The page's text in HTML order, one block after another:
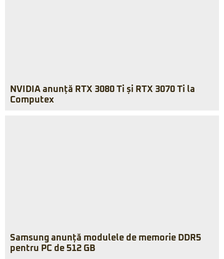
NVIDIA anunță RTX 3080 Ti și RTX 3070 Ti la
Computex
Samsung anunță modulele de memorie DDR5
pentru PC de 512 GB